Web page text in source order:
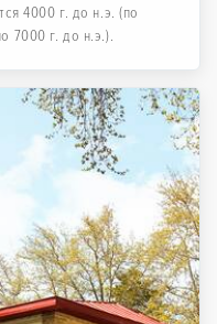
4000 г. до н.э. (по
7000 г. до н.э.).